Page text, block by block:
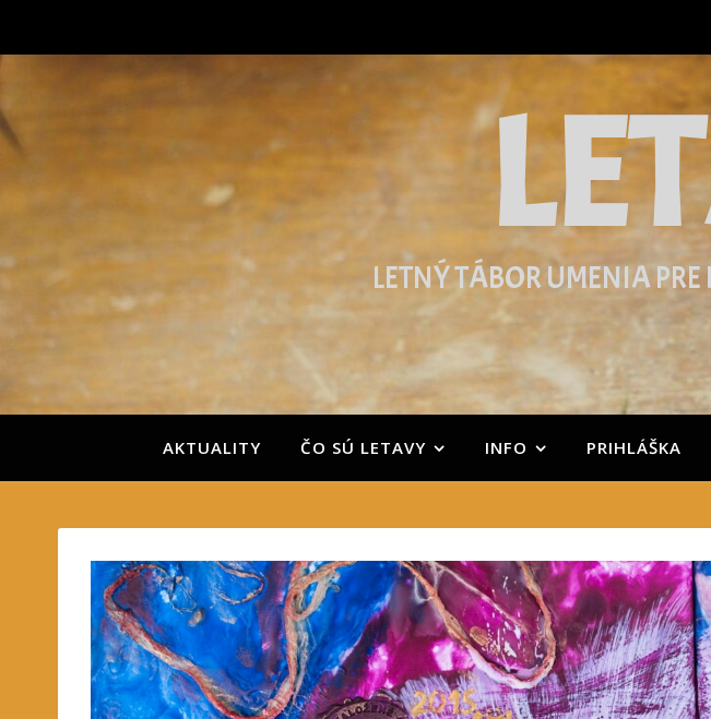
LETNÝ TÁBOR UMENIA
AKTUALITY ČO SÚ LETAVY INFO PRIHLÁŠKA